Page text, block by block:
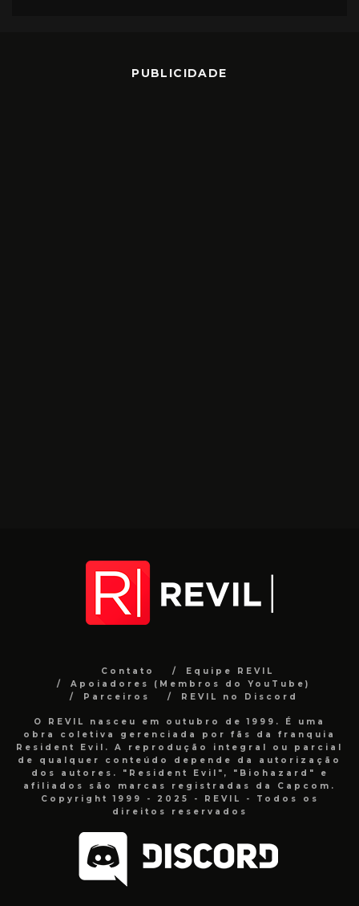
PUBLICIDADE
Contato
Equipe REVIL
Apoiadores (Membros do YouTube)
Parceiros
REVIL no Discord
O REVIL nasceu em outubro de 1999. É uma
obra coletiva gerenciada por fãs da franquia
Resident Evil. A reprodução integral ou parcial
de qualquer conteúdo depende da autorização
dos autores. "Resident Evil", "Biohazard" e
afiliados são marcas registradas da Capcom.
Copyright 1999 - 2025 - REVIL - Todos os
direitos reservados